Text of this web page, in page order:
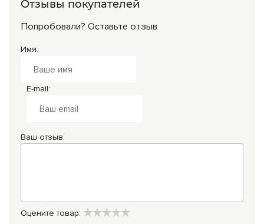
Отзывы покупателей
Попробовали? Оставьте отзыв
Имя:
E-mail:
Ваш отзыв:
Оцените товар: